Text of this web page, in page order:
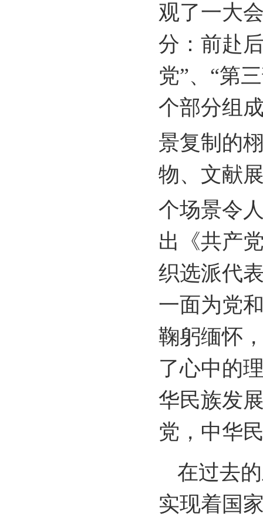
观了一大
分：前赴
党”、“第
个部分组
景复制的
物、文献
个场景令
出《共产
织选派代
一面为党
鞠躬缅怀
了心中的
华民族发
党，中华
在过去
实现着国